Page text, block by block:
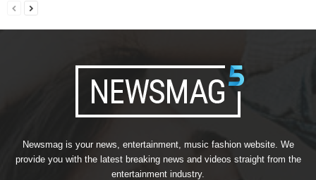
Newsmag is your news, entertainment, music fashion website. We
provide you with the latest breaking news and videos straight from the
entertainment industry.